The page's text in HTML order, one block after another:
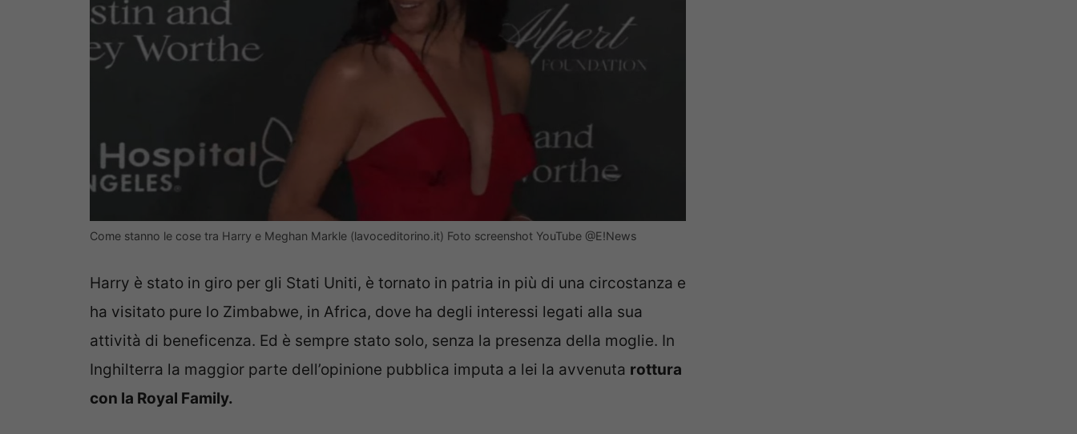
Come stanno le cose tra Harry e Meghan Markle (lavoceditorino.it) Foto screenshot YouTube @E!News
Harry è stato in giro per gli Stati Uniti, è tornato in patria in più di una circostanza e
ha visitato pure lo Zimbabwe, in Africa, dove ha degli interessi legati alla sua
attività di beneficenza. Ed è sempre stato solo, senza la presenza della moglie. In
Inghilterra la maggior parte dell’opinione pubblica imputa a lei la avvenuta rottura
con la Royal Family.